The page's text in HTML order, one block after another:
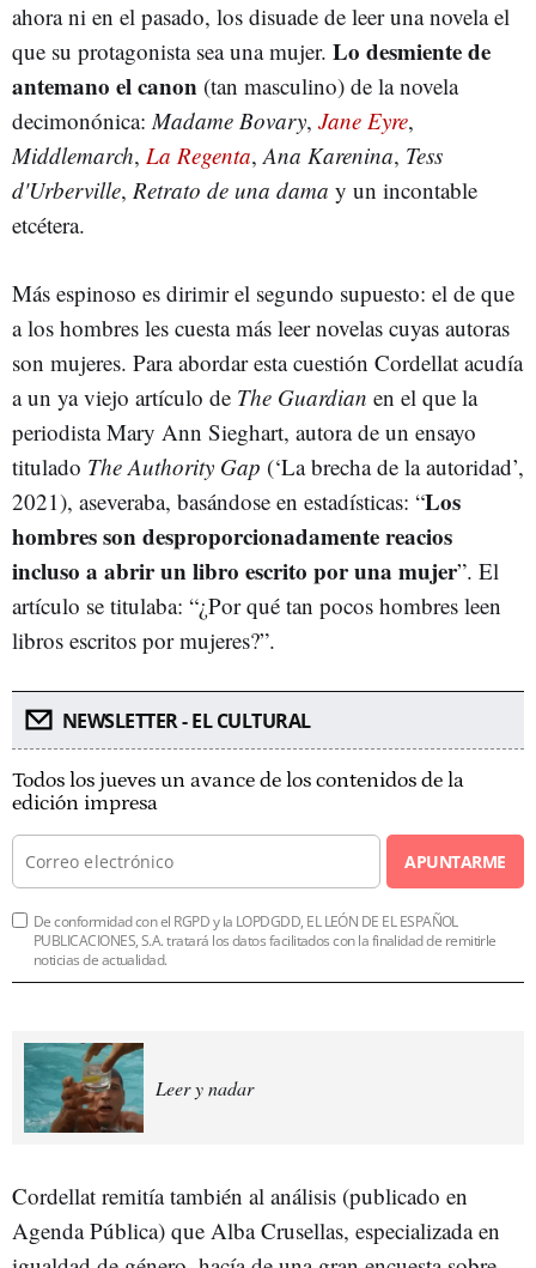
ahora ni en el pasado, los disuade de leer una novela el
que su protagonista sea una mujer. Lo desmiente de
antemano el canon (tan masculino) de la novela
decimonónica:Madame Bovary, Jane Eyre,
Middlemarch, La Regenta,Ana Karenina, Tess
d'Urberville, Retrato de una dama y un incontable
etcétera.
Más espinoso es dirimir el segundo supuesto: el de que
a los hombres les cuesta más leer novelas cuyas autoras
son mujeres. Para abordar esta cuestión Cordellat acudía
a un ya viejo artículo de The Guardian en el que la
periodista Mary Ann Sieghart, autora de un ensayo
titulado The Authority Gap (‘La brecha de la autoridad’,
2021), aseveraba, basándose en estadísticas: “Los
hombres son desproporcionadamente reacios
incluso a abrir un libro escrito por una mujer”. El
artículo se titulaba: “¿Por qué tan pocos hombres leen
libros escritos por mujeres?”.
NEWSLETTER - EL CULTURAL
Todos los jueves un avance de los contenidos de la
edición impresa
APUNTARME
De conformidad con el RGPD y la LOPDGDD, EL LEÓN DE EL ESPAÑOL
PUBLICACIONES, S.A. tratará los datos facilitados con la finalidad de remitirle
noticias de actualidad.
Leer y nadar
Cordellat remitía también al análisis (publicado en
Agenda Pública) que Alba Crusellas, especializada en